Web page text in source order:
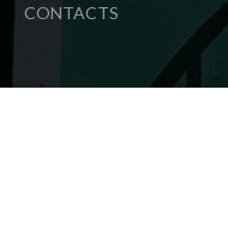
CONTACTS